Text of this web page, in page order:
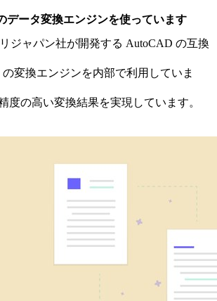
データ変換エンジンを使っています
ジャパン社が開発する AutoCAD の互換
変換エンジンを内部で利用していま
度の高い変換結果を実現しています。